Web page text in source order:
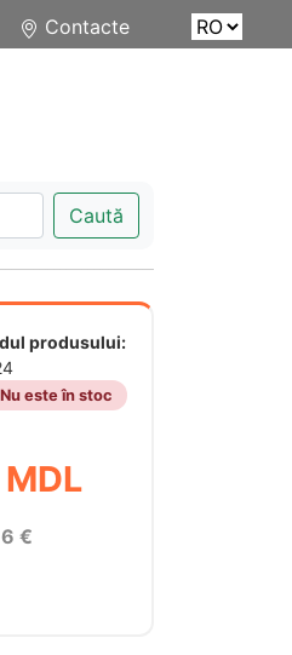
Contacte
Caută
produsului:
Nu este în stoc
€